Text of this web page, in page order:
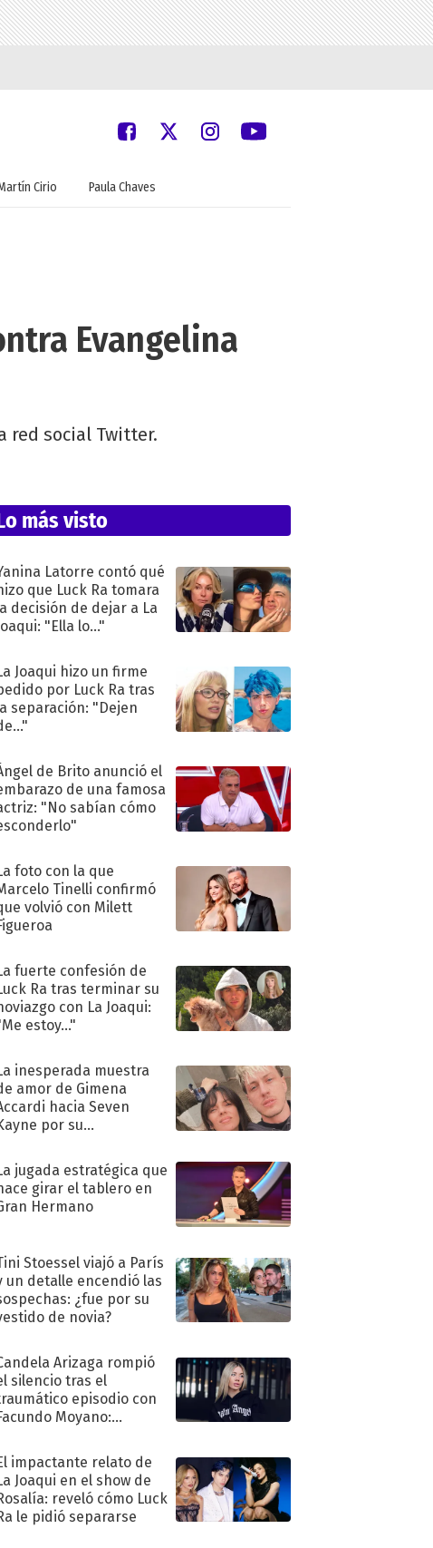
Cirio Paula Chaves
Evangelina
red social Twitter.
más visto
Latorre contó qué
que Luck Ra tomara
decisión de dejar a La
"Ella lo..."
Joaqui hizo un firme
por Luck Ra tras
separación: "Dejen
de Brito anunció el
de una famosa
"No sabían cómo
foto con la que
Tinelli confirmó
volvió con Milett
fuerte confesión de
Ra tras terminar su
con La Joaqui:
estoy..."
inesperada muestra
amor de Gimena
hacia Seven
por su
jugada estratégica que
girar el tablero en
Hermano
Stoessel viajó a París
un detalle encendió las
¿fue por su
de novia?
Arizaga rompió
silencio tras el
episodio con
Moyano:
impactante relato de
Joaqui en el show de
reveló cómo Luck
le pidió separarse